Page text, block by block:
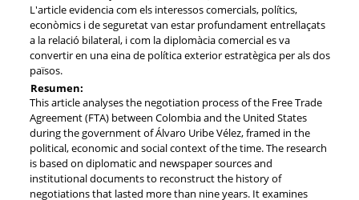
L'article evidencia com els interessos comercials, polítics,
econòmics i de seguretat van estar profundament entrellaçats
a la relació bilateral, i com la diplomàcia comercial es va
convertir en una eina de política exterior estratègica per als dos
països.
Resumen:
This article analyses the negotiation process of the Free Trade
Agreement (FTA) between Colombia and the United States
during the government of Álvaro Uribe Vélez, framed in the
political, economic and social context of the time. The research
is based on diplomatic and newspaper sources and
institutional documents to reconstruct the history of
negotiations that lasted more than nine years. It examines